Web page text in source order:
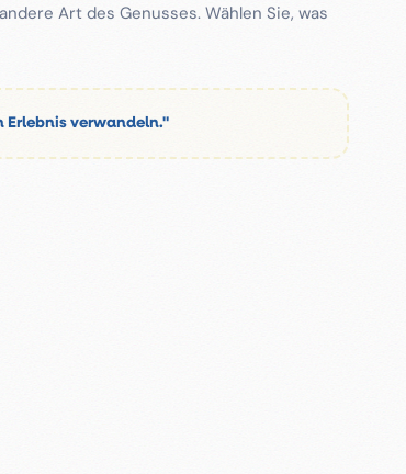
Art des Genusses. Wählen Sie, was
Erlebnis verwandeln."